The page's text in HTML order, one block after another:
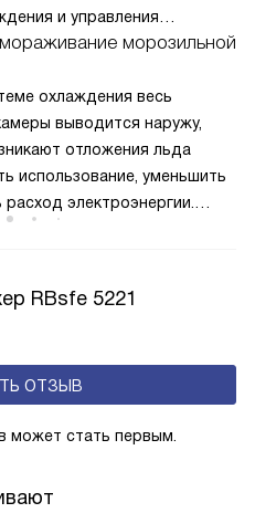
и управления
функции, такие
хранения с регулируемыми
улучшенная зона
этой линейки отличается
и качества,
расширенными
морозильной
охлаждения весь
выводится наружу,
отложения льда
использование, уменьшить
электроэнергии.
RBsfe 5221
ОТЗЫВ
может стать первым.